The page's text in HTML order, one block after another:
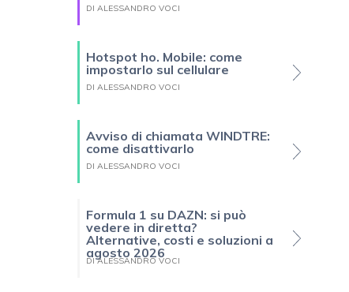
DI ALESSANDRO VOCI
Hotspot ho. Mobile: come
impostarlo sul cellulare
DI ALESSANDRO VOCI
Avviso di chiamata WINDTRE:
come disattivarlo
DI ALESSANDRO VOCI
Formula 1 su DAZN: si può
vedere in diretta?
Alternative, costi e soluzioni a
agosto 2026
DI ALESSANDRO VOCI